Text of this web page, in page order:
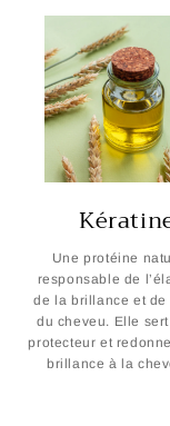
Une protéine
responsable de
de la brillance et de
du cheveu. Elle
protecteur et
brillance à la